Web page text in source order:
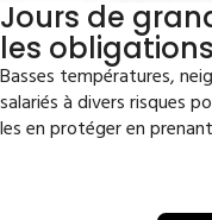
Jours de
les
Basses températures,
salariés à divers risques
les en protéger en